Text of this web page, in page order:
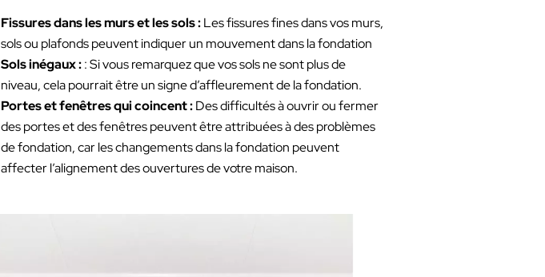
Fissures dans les murs et les sols :Les fissures fines dans vos murs,
sols ou plafonds peuvent indiquer un mouvement dans la fondation
Sols inégaux :: Si vous remarquez que vos sols ne sont plus de
niveau, cela pourrait être un signe d’affleurement de la fondation.
Portes et fenêtres qui coincent :Des difficultés à ouvrir ou fermer
des portes et des fenêtres peuvent être attribuées à des problèmes
de fondation, car les changements dans la fondation peuvent
affecter l’alignement des ouvertures de votre maison.